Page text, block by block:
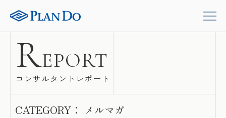
REPORT
コンサルタントレポート
CATEGORY： メルマガ